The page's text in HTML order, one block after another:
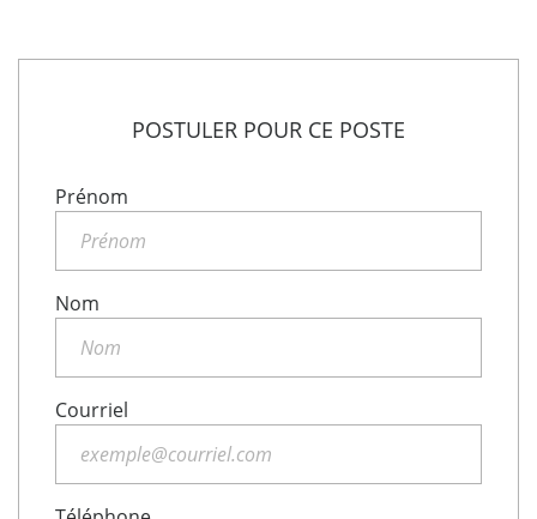
POSTULER POUR CE POSTE
Prénom
Nom
Courriel